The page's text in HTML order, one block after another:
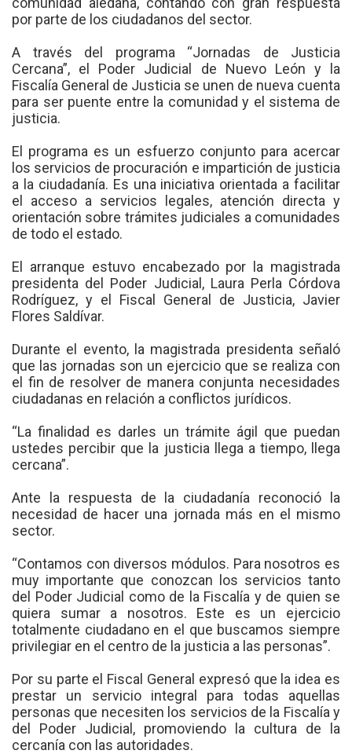
por parte de los ciudadanos del sector.
A través del programa “Jornadas de Justicia
Cercana”, el Poder Judicial de Nuevo León y la
Fiscalía General de Justicia se unen de nueva cuenta
para ser puente entre la comunidad y el sistema de
justicia.
El programa es un esfuerzo conjunto para acercar
los servicios de procuración e impartición de justicia
a la ciudadanía. Es una iniciativa orientada a facilitar
el acceso a servicios legales, atención directa y
orientación sobre trámites judiciales a comunidades
de todo el estado.
El arranque estuvo encabezado por la magistrada
presidenta del Poder Judicial, Laura Perla Córdova
Rodríguez, y el Fiscal General de Justicia, Javier
Flores Saldívar.
Durante el evento, la magistrada presidenta señaló
que las jornadas son un ejercicio que se realiza con
el fin de resolver de manera conjunta necesidades
ciudadanas en relación a conflictos jurídicos.
“La finalidad es darles un trámite ágil que puedan
ustedes percibir que la justicia llega a tiempo, llega
cercana”.
Ante la respuesta de la ciudadanía reconoció la
necesidad de hacer una jornada más en el mismo
sector.
“Contamos con diversos módulos. Para nosotros es
muy importante que conozcan los servicios tanto
del Poder Judicial como de la Fiscalía y de quien se
quiera sumar a nosotros. Este es un ejercicio
totalmente ciudadano en el que buscamos siempre
privilegiar en el centro de la justicia a las personas”.
Por su parte el Fiscal General expresó que la idea es
prestar un servicio integral para todas aquellas
personas que necesiten los servicios de la Fiscalía y
del Poder Judicial, promoviendo la cultura de la
cercanía con las autoridades.